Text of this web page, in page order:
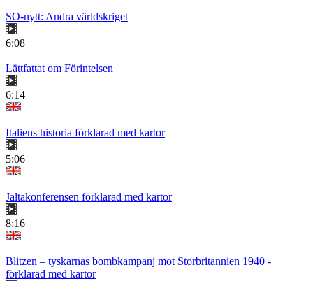
SO-nytt: Andra världskriget
6:08
Lättfattat om Förintelsen
6:14
Italiens historia förklarad med kartor
5:06
Jaltakonferensen förklarad med kartor
8:16
Blitzen – tyskarnas bombkampanj mot Storbritannien 1940 -
förklarad med kartor